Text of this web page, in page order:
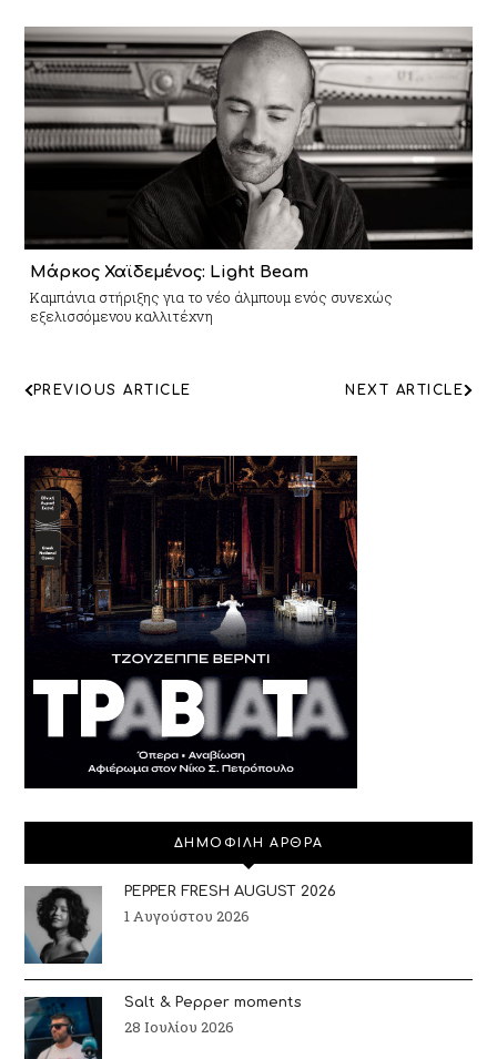
Μάρκος Χαϊδεμένος: Light Beam
Καμπάνια στήριξης για το νέο άλμπουμ ενός συνεχώς
εξελισσόμενου καλλιτέχνη
ΠΛΟΗΓΗΣΗ
NEXT ARTICLE
PREVIOUS ARTICLE
ΔΗΜΟΦΙΛΗ ΑΡΘΡΑ
PEPPER FRESH AUGUST 2026
1 Αυγούστου 2026
Salt & Pepper moments
28 Ιουλίου 2026